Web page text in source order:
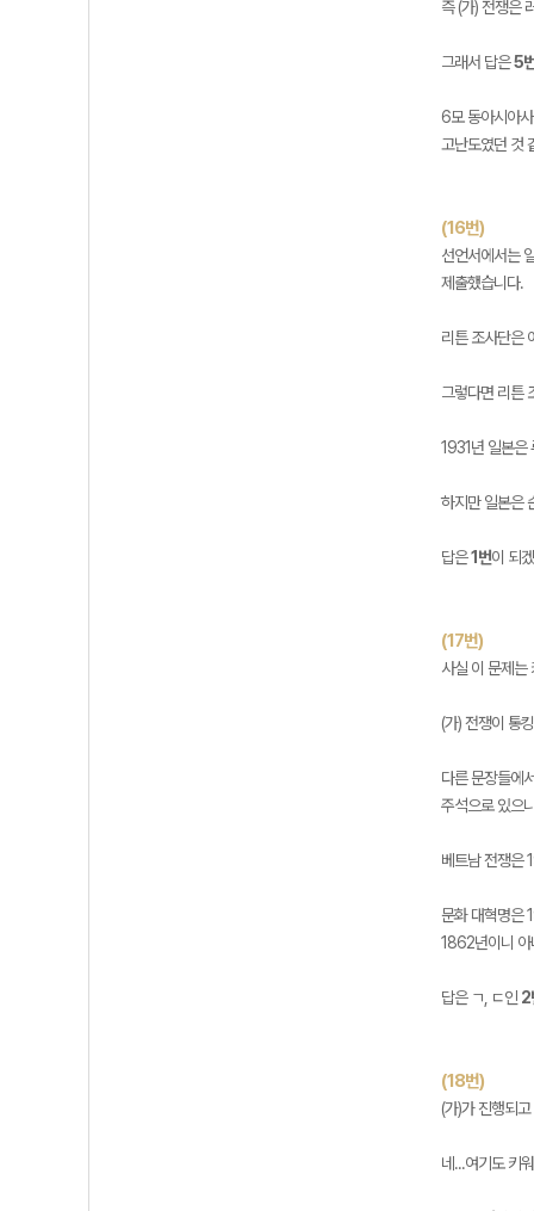
즉 (가) 전쟁은
그래서 답은5
6모 동아시아
고난도였던 것
(16번)
선언서에서는
제출했습니다.
리튼 조사단은
그렇다면 리튼
1931년 일본은
하지만 일본은
답은1번이 되
(17번)
사실 이 문제는
(가) 전쟁이 통
다른 문장들에
주석으로 있으
베트남 전쟁은
문화 대혁명은
1862년이니 아
답은 ㄱ, ㄷ인 2
(18번)
(가)가 진행되
네...여기도 키